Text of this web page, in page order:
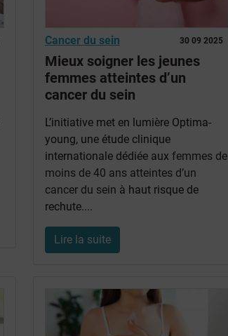
30 09 2025
Cancer du sein
Mieux soigner les jeunes
femmes atteintes d’un
cancer du sein
L’initiative met en lumière Optima-
young, une étude clinique
internationale dédiée aux femmes de
moins de 40 ans atteintes d’un
cancer du sein à haut risque de
rechute....
Lire la suite